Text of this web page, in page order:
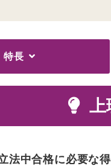
特長
上
法中合格に必要な